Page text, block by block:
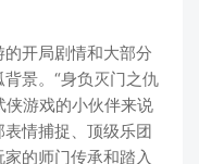
开局剧情和大部分
景。“身负灭门之仇
侠游戏的小伙伴来说
情捕捉、顶级乐团
的师门传承和踏入